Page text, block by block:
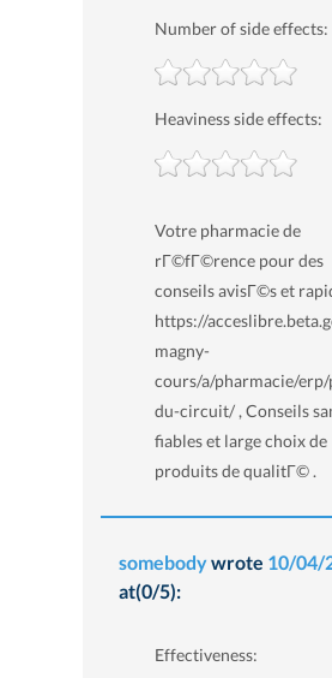
Number of side effects:
Heaviness side effects:
Votre pharmacie de
rГ©fГ©rence pour des
conseils avisГ©s et
https://
magny-
cours/a/pharmacie/
du-circuit/ , Conseils
fiables et large choix de
produits de qualitГ© .
somebodywrote 10/04/
at(0/5):
Effectiveness: